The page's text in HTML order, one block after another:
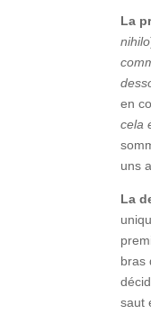
La
nihilo
en
cela
uns
La
bras
saut